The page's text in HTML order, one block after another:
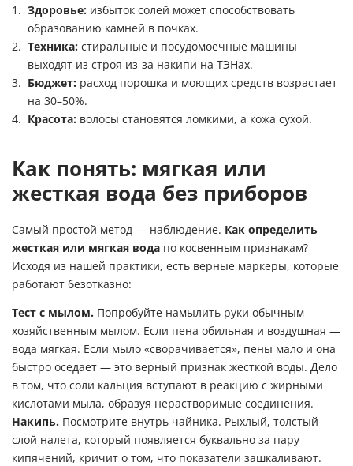
Здоровье: избыток солей может способствовать
образованию камней в почках.
Техника: стиральные и посудомоечные машины
выходят из строя из-за накипи на ТЭНах.
Бюджет: расход порошка и моющих средств возрастает
на 30–50%.
Красота: волосы становятся ломкими, а кожа сухой.
Как понять: мягкая или
жесткая вода без приборов
Самый простой метод — наблюдение. Как определить
жесткая или мягкая вода по косвенным признакам?
Исходя из нашей практики, есть верные маркеры, которые
работают безотказно:
Тест с мылом. Попробуйте намылить руки обычным
хозяйственным мылом. Если пена обильная и воздушная —
вода мягкая. Если мыло «сворачивается», пены мало и она
быстро оседает — это верный признак жесткой воды. Дело
в том, что соли кальция вступают в реакцию с жирными
кислотами мыла, образуя нерастворимые соединения.
Накипь. Посмотрите внутрь чайника. Рыхлый, толстый
слой налета, который появляется буквально за пару
кипячений, кричит о том, что показатели зашкаливают.